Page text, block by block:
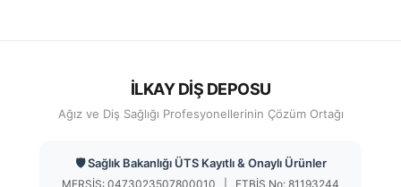
İLKAY DİŞ DEPOSU
Ağız ve Diş Sağlığı Profesyonellerinin Çözüm Ortağı
🛡️ Sağlık Bakanlığı ÜTS Kayıtlı & Onaylı Ürünler
MERSİS: 0473023507800010 | ETBİS No: 81193244